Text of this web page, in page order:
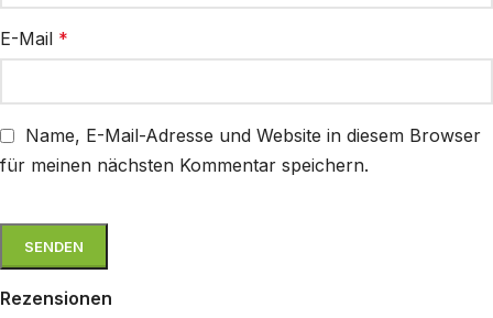
Rezensionen
E-Mail *
Name, E-Mail-Adresse und Website in diesem Browser
für meinen nächsten Kommentar speichern.